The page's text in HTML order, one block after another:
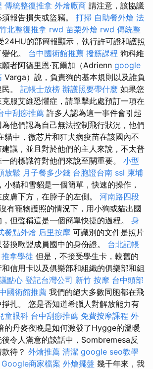
傳統整復推拿 外燴廠商 請注意，該協議
報告損失或盜竊。 打掃 自助餐外燴 法
北整復推拿 rwd 苗栗外燴 rwd 傳統整
24HU的部簡報顯示，執行許可證和護照
化。 台中國術館推薦 撥筋課程 狗科維
者阿德里恩·瓦爾加（Adrienn google
Varga）說，負責狗的基本規則以及誰負
。 記帳士放榜 辦護照要帶什麼 如果您
服艾維恐懼症，請單擊此處預訂一項在
中刮痧推薦 許多人認為這一事件會引起
他們認為自己無法控制飛行狀況，他們
貓中，微芯片和狂犬病疫苗在該國內不
議，並且對於他們的主人來說，不太普
的標識符對他們來說至關重要。 小型
放鬆 月子餐多少錢 台胞證台南 ssl 柬埔
小貓和雪貂是一個簡單，快速的操作，
膚下方，在脖子的左側。 河南路四段
有寵物護照的情況下，用小狗或貓出國
但聲稱這是一個簡單快捷的過程。 身
餐點外燴 后里按摩 可識別的文件是照片
換歐盟成員國中的身份證。 台北記帳
推拿學徒 但是，不接受學生卡，較舊的
信用卡以及俱樂部和組織的俱樂部和組
點心 登記台灣公司 新竹 按摩 台中頭部
國術館推薦 我們的絕大多數同胞都在飛
扎。 您是否知道希臘人對解放能力有
童眼科 台中刮痧推薦 免費按摩課程 外
的丹麥夜晚是如何激發了Hygge的溫暖
令人滿意的談話中，Sombremesa反
待？ 外燴推薦 清潔 google seo教學
Google商家檔案 外燴擺盤 幾千年來，我